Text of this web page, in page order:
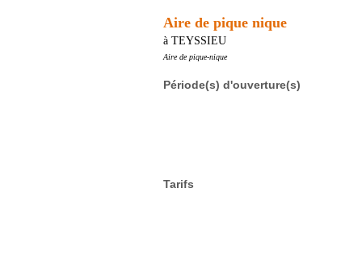
Aire de pique nique
à TEYSSIEU
Aire de pique-nique
Période(s) d'ouverture(s)
Tarifs